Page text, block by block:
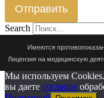
Отправить
Search
Имеются
Лицензия на медицинскую
Мы используем
вы даете согласие